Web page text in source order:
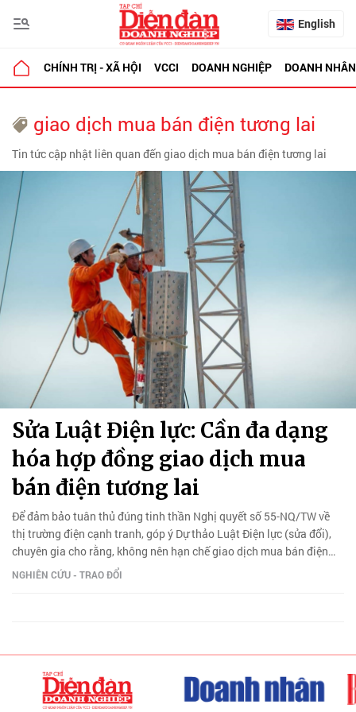
English
CHÍNH TRỊ - XÃ HỘI VCCI DOANH NGHIỆP DOANH NHÂN
giao dịch mua bán điện tương lai
Tin tức cập nhật liên quan đến giao dịch mua bán điện tương lai
Sửa Luật Điện lực: Cần đa dạng
hóa hợp đồng giao dịch mua
bán điện tương lai
Để đảm bảo tuân thủ đúng tinh thần Nghị quyết số 55-NQ/TW về
thị trường điện cạnh tranh, góp ý Dự thảo Luật Điện lực (sửa đổi),
chuyên gia cho rằng, không nên hạn chế giao dịch mua bán điện
tương lai ở một dạng hợp đồng duy nhất…
NGHIÊN CỨU - TRAO ĐỔI